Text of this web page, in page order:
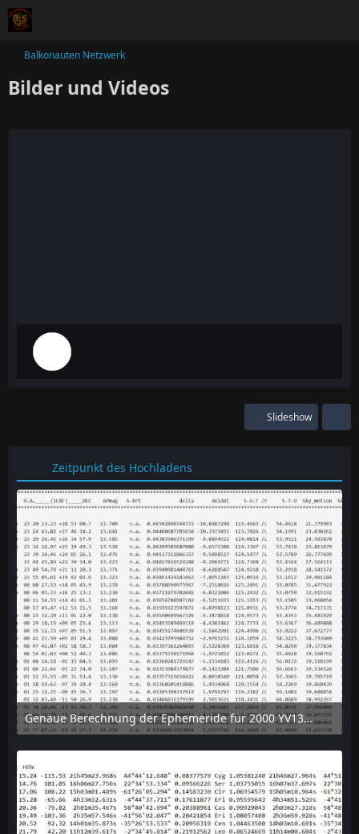
Balkonauten Netzwerk
Bilder und Videos
Slideshow
Zeitpunkt des Hochladens
Genaue Berechnung der Ephemeride für 2000 YV137 mit dem online-tool "Horizon" des JPL
6. August 2026 um 15:38